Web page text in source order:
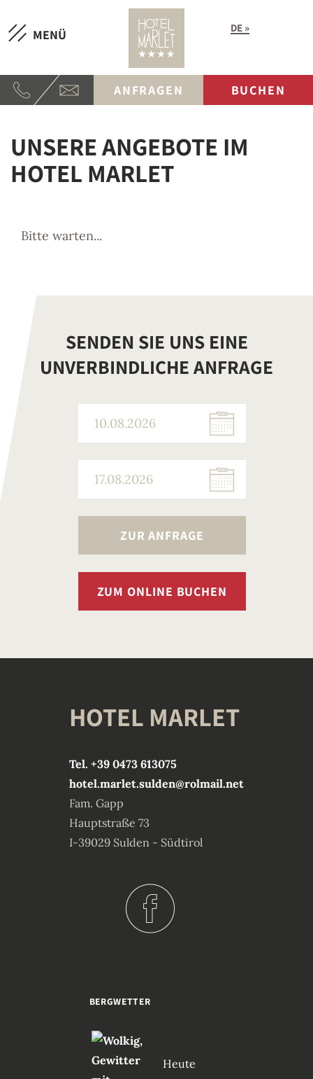
MENÜ DE
ANFRAGEN BUCHEN
UNSERE ANGEBOTE IM
HOTEL MARLET
Bitte warten...
SENDEN SIE UNS EINE
UNVERBINDLICHE ANFRAGE
ZUR ANFRAGE
ZUM ONLINE BUCHEN
HOTEL MARLET
Tel. +39 0473 613075
hotel.marlet.sulden@rolmail.net
Fam. Gapp
Hauptstraße 73
I-39029 Sulden - Südtirol
BERGWETTER
Heute